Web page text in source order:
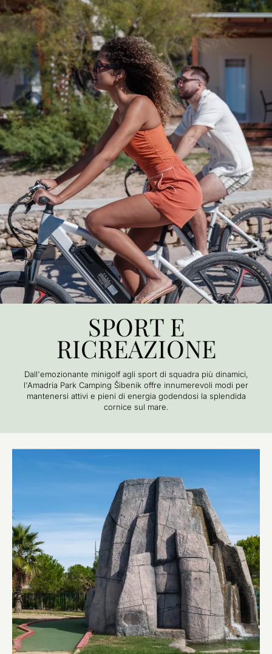
SPORT E
RICREAZIONE
Dall'emozionante minigolf agli sport di squadra più dinamici,
l'Amadria Park Camping Šibenik offre innumerevoli modi per
mantenersi attivi e pieni di energia godendosi la splendida
cornice sul mare.